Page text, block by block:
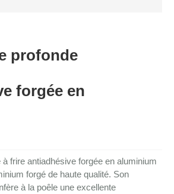
profonde
forgée en
frire antiadhésive forgée en aluminium
forgé de haute qualité. Son
à la poêle une excellente